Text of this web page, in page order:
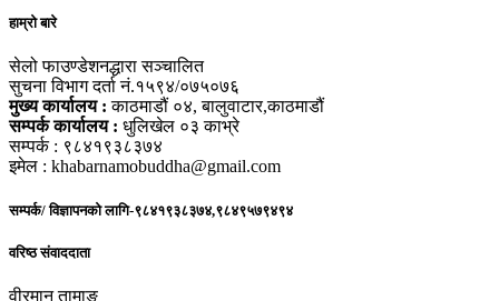
हाम्रो बारे
सेलो फाउण्डेशनद्धारा सञ्चालित
सुचना विभाग दर्ता नं.१५९४/०७५०७६
मुख्य कार्यालय : काठमाडौं ०४, बालुवाटार,काठमाडौं
सम्पर्क कार्यालय : धुलिखेल ०३ काभ्रे
सम्पर्क : ९८४१९३८३७४
इमेल : khabarnamobuddha@gmail.com
सम्पर्क/ विज्ञापनको लागि-९८४१९३८३७४,९८४९५७९४९४
वरिष्ठ संवाददाता
वीरमान तामाङ